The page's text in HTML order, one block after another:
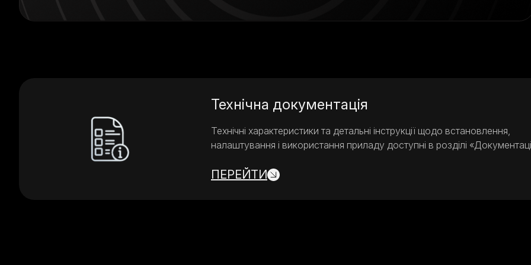
Texнічна документація
Технічні характеристики та детальні інструкції щодо встановлення,
налаштування і використання приладу доступні в розділі
ПЕРЕЙТИ